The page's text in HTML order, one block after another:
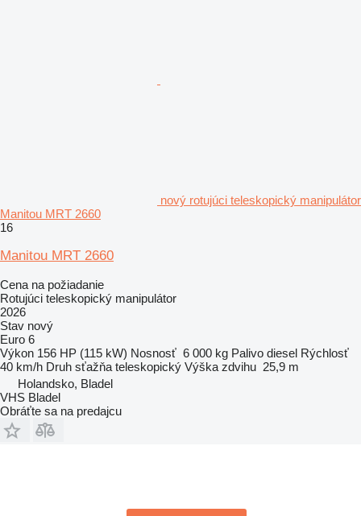
nový rotujúci teleskopický manipulátor
Manitou MRT 2660
16
Manitou MRT 2660
Cena na požiadanie
Rotujúci teleskopický manipulátor
2026
Stav nový
Euro 6
Výkon 156 HP (115 kW) Nosnosť 6 000 kg Palivo diesel Rýchlosť
40 km/h Druh sťažňa teleskopický Výška zdvihu 25,9 m
Holandsko, Bladel
VHS Bladel
Obráťte sa na predajcu